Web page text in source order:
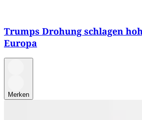
Trumps Drohung schlagen
Europa
Merken